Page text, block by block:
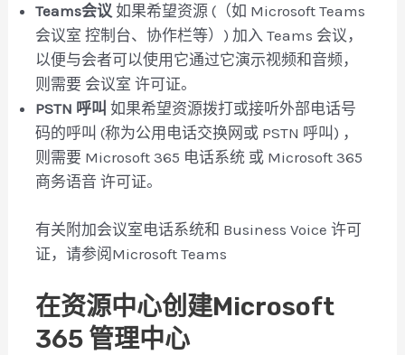
Teams会议 如果希望资源 (（如 Microsoft Teams
会议室 控制台、协作栏等）) 加入 Teams 会议，
以便与会者可以使用它通过它演示视频和音频，
则需要 会议室 许可证。
PSTN 呼叫 如果希望资源拨打或接听外部电话号
码的呼叫 (称为公用电话交换网或 PSTN 呼叫) ，
则需要 Microsoft 365 电话系统 或 Microsoft 365
商务语音 许可证。
有关附加会议室电话系统和 Business Voice 许可
证，请参阅Microsoft Teams
在资源中心创建Microsoft
365 管理中心